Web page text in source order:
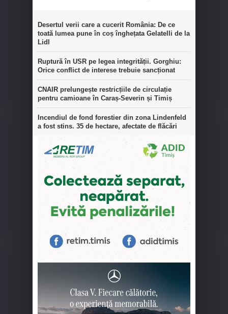
Desertul verii care a cucerit România: De ce
toată lumea pune în coș înghețata Gelatelli de la
Lidl
Ruptură în USR pe legea integrității. Gorghiu:
Orice conflict de interese trebuie sancționat
CNAIR prelungește restricțiile de circulație
pentru camioane în Caraș-Severin și Timiș
Incendiul de fond forestier din zona Lindenfeld
a fost stins. 35 de hectare, afectate de flăcări